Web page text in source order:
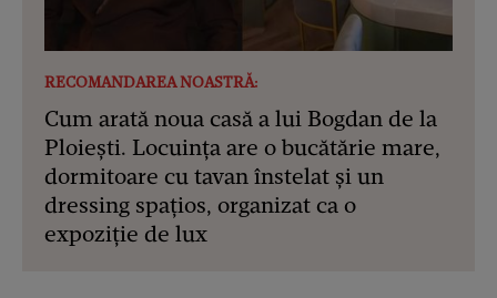
RECOMANDAREA NOASTRĂ:
Cum arată noua casă a lui Bogdan de la
Ploiești. Locuința are o bucătărie mare,
dormitoare cu tavan înstelat și un
dressing spațios, organizat ca o
expoziție de lux